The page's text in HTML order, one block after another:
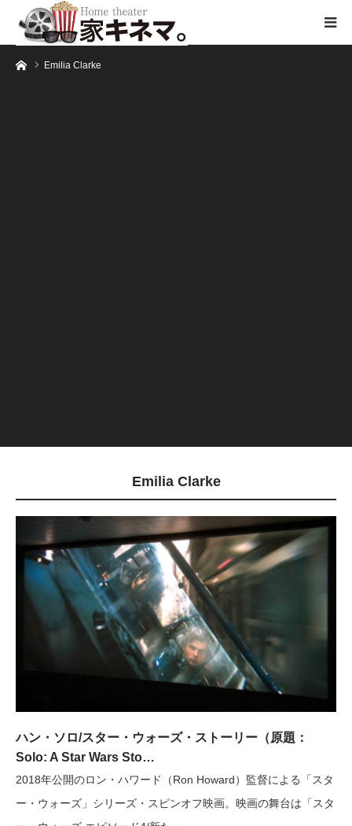
ホームEmilia Clarke
Emilia Clarke
ハン・ソロ/スター・ウォーズ・ストーリー（原題：
Solo: A Star Wars Sto…
2018年公開のロン・ハワード（Ron Howard）監督による「スタ
ー・ウォーズ」シリーズ・スピンオフ映画。映画の舞台は「スタ